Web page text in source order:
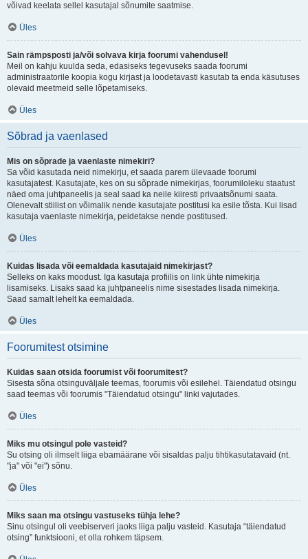
võivad keelata sellel kasutajal sõnumite saatmise.
Üles
Sain rämpsposti ja/või solvava kirja foorumi vahendusel!
Meil on kahju kuulda seda, edasiseks tegevuseks saada foorumi
administraatorile koopia kogu kirjast ja loodetavasti kasutab ta enda käsutuses
olevaid meetmeid selle lõpetamiseks.
Üles
Sõbrad ja vaenlased
Mis on sõprade ja vaenlaste nimekiri?
Sa võid kasutada neid nimekirju, et saada parem ülevaade foorumi
kasutajatest. Kasutajate, kes on su sõprade nimekirjas, foorumiloleku staatust
näed oma juhtpaneelis ja seal saad ka neile kiiresti privaatsõnumi saata.
Olenevalt stiilist on võimalik nende kasutajate postitusi ka esile tõsta. Kui lisad
kasutaja vaenlaste nimekirja, peidetakse nende postitused.
Üles
Kuidas lisada või eemaldada kasutajaid nimekirjast?
Selleks on kaks moodust. Iga kasutaja profiilis on link ühte nimekirja
lisamiseks. Lisaks saad ka juhtpaneelis nime sisestades lisada nimekirja.
Saad samalt lehelt ka eemaldada.
Üles
Foorumitest otsimine
Kuidas saan otsida foorumist või foorumitest?
Sisesta sõna otsinguväljale teemas, foorumis või esilehel. Täiendatud otsingu
saad teemas või foorumis "Täiendatud otsingu" linki vajutades.
Üles
Miks mu otsingul pole vasteid?
Su otsing oli ilmselt liiga ebamäärane või sisaldas palju tihtikasutatavaid (nt.
"ja" või "ei") sõnu.
Üles
Miks saan ma otsingu vastuseks tühja lehe?
Sinu otsingul oli veebiserveri jaoks liiga palju vasteid. Kasutaja “täiendatud
otsing” funktsiooni, et olla rohkem täpsem.